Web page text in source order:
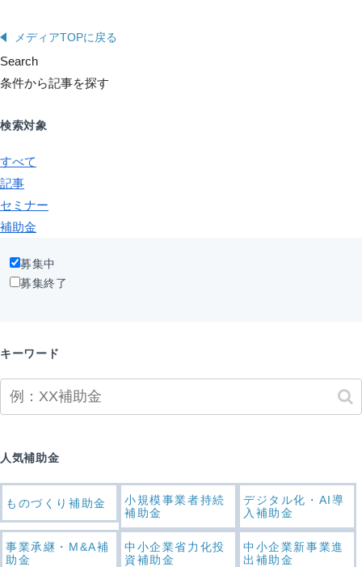
メディアTOPに戻る
Search
条件から記事を探す
検索対象
すべて
記事
セミナー
補助金
募集中
募集終了
キーワード
人気補助金
ものづくり補助金
小規模事業者持続
補助金
デジタル化・AI導
入補助金
事業承継・M&A補
助金
中小企業省力化投
資補助金
中小企業新事業進
出補助金